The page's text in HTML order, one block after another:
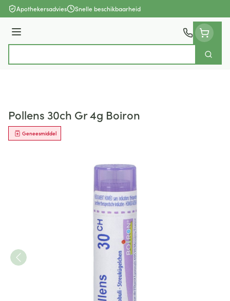
Ga naar de inhoud
Apothekersadvies Snelle beschikbaarheid
Menu
Zoek
Pollens 30ch Gr 4g Boiron
Geneesmiddel